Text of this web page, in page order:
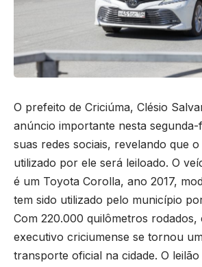
O prefeito de Criciúma, Clésio
anúncio importante nesta
suas redes sociais, revelando que
utilizado por ele será leiloado. O
é um Toyota Corolla, ano 2017,
tem sido utilizado pelo município
Com 220.000 quilômetros
executivo criciumense se tornou
transporte oficial na cidade. O